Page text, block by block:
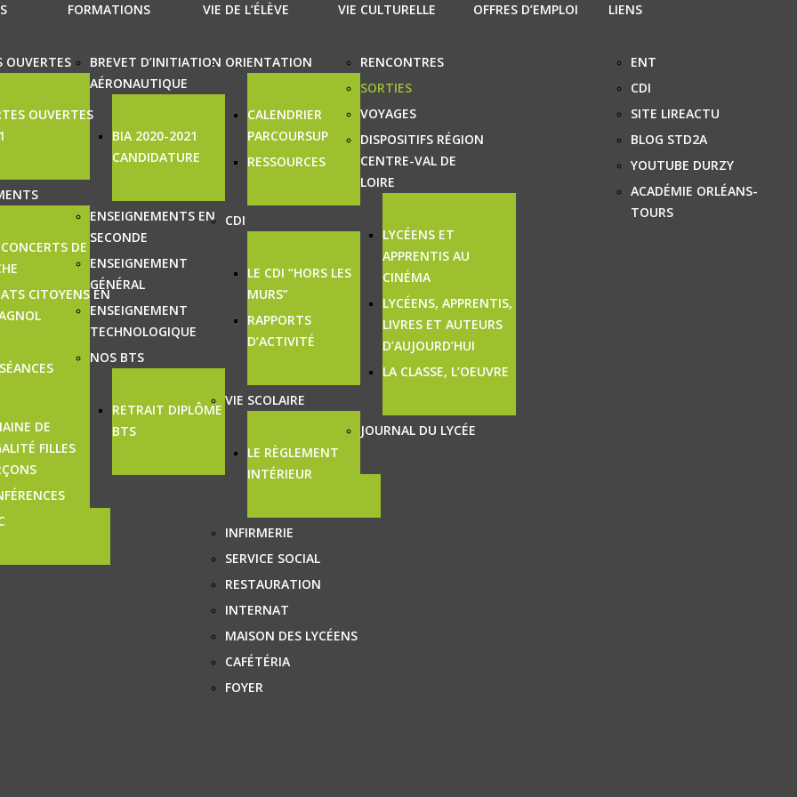
OUVERTES
OUVERTES
DE
CITOYENS EN
SÉANCES
DE
FILLES
FORMATIONS
BREVET D’INITIATION
AÉRONAUTIQUE
BIA 2020-2021
CANDIDATURE
ENSEIGNEMENTS EN
SECONDE
ENSEIGNEMENT
GÉNÉRAL
ENSEIGNEMENT
TECHNOLOGIQUE
NOS BTS
RETRAIT DIPLÔME
BTS
VIE DE L’ÉLÈVE
ORIENTATION
CALENDRIER
PARCOURSUP
RESSOURCES
CDI
LE CDI “HORS LES
MURS”
RAPPORTS
D’ACTIVITÉ
VIE SCOLAIRE
LE RÈGLEMENT
INTÉRIEUR
INFIRMERIE
SERVICE SOCIAL
RESTAURATION
INTERNAT
MAISON DES LYCÉENS
CAFÉTÉRIA
FOYER
VIE CULTURELLE
RENCONTRES
SORTIES
VOYAGES
DISPOSITIFS RÉGION
CENTRE-VAL DE
LOIRE
LYCÉENS ET
APPRENTIS AU
CINÉMA
LYCÉENS, APPRENTIS,
LIVRES ET AUTEURS
D’AUJOURD’HUI
LA CLASSE, L’OEUVRE
JOURNAL DU LYCÉE
OFFRES D’EMPLOI LIENS
ENT
CDI
SITE LIREACTU
BLOG STD2A
YOUTUBE DURZY
ACADÉMIE ORLÉANS-
TOURS